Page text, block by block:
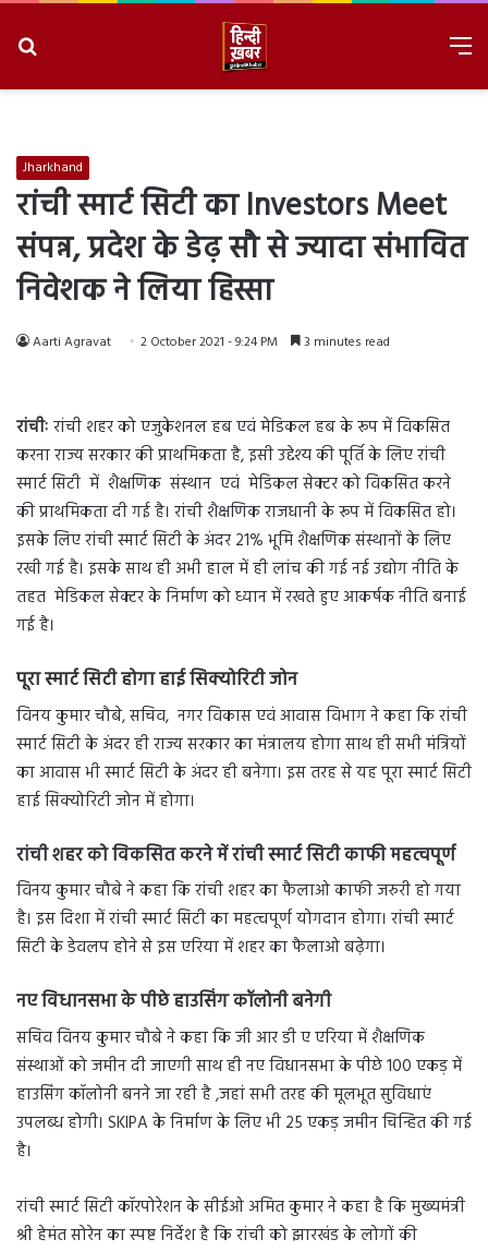
Jharkhand
रांची स्मार्ट सिटी का Investors Meet
संपन्न, प्रदेश के डेढ़ सौ से ज्यादा संभावित
निवेशक ने लिया हिस्सा
Aarti Agravat 2 October 2021 - 9:24 PM 3 minutes read
रांचीः रांची शहर को एजुकेशनल हब एवं मेडिकल हब के रूप में विकसित
करना राज्य सरकार की प्राथमिकता है, इसी उद्देश्य की पूर्ति के लिए रांची
स्मार्ट सिटी में शैक्षणिक संस्थान एवं मेडिकल सेक्टर को विकसित करने
की प्राथमिकता दी गई है। रांची शैक्षणिक राजधानी के रूप में विकसित हो।
इसके लिए रांची स्मार्ट सिटी के अंदर 21% भूमि शैक्षणिक संस्थानों के लिए
रखी गई है। इसके साथ ही अभी हाल में ही लांच की गई नई उद्योग नीति के
तहत मेडिकल सेक्टर के निर्माण को ध्यान में रखते हुए आकर्षक नीति बनाई
गई है।
पूरा स्मार्ट सिटी होगा हाई सिक्योरिटी जोन
विनय कुमार चौबे, सचिव, नगर विकास एवं आवास विभाग ने कहा कि रांची
स्मार्ट सिटी के अंदर ही राज्य सरकार का मंत्रालय होगा साथ ही सभी मंत्रियों
का आवास भी स्मार्ट सिटी के अंदर ही बनेगा। इस तरह से यह पूरा स्मार्ट सिटी
हाई सिक्योरिटी जोन में होगा।
रांची शहर को विकसित करने में रांची स्मार्ट सिटी काफी महत्वपूर्ण
विनय कुमार चौबे ने कहा कि रांची शहर का फैलाओ काफी जरुरी हो गया
है। इस दिशा में रांची स्मार्ट सिटी का महत्वपूर्ण योगदान होगा। रांची स्मार्ट
सिटी के डेवलप होने से इस एरिया में शहर का फैलाओ बढ़ेगा।
नए विधानसभा के पीछे हाउसिंग कॉलोनी बनेगी
सचिव विनय कुमार चौबे ने कहा कि जी आर डी ए एरिया में शैक्षणिक
संस्थाओं को जमीन दी जाएगी साथ ही नए विधानसभा के पीछे 100 एकड़ में
हाउसिंग कॉलोनी बनने जा रही है ,जहां सभी तरह की मूलभूत सुविधाएं
उपलब्ध होगी। SKIPA के निर्माण के लिए भी 25 एकड़ जमीन चिन्हित की गई
है।
रांची स्मार्ट सिटी कॉरपोरेशन के सीईओ अमित कुमार ने कहा है कि मुख्यमंत्री
श्री हेमंत सोरेन का स्पष्ट निर्देश है कि रांची को झारखंड के लोगों की